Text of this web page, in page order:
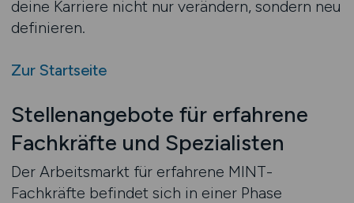
deine Karriere nicht nur verändern, sondern neu
definieren.
Zur Startseite
Stellenangebote für erfahrene
Fachkräfte und Spezialisten
Der Arbeitsmarkt für erfahrene MINT-
Fachkräfte befindet sich in einer Phase